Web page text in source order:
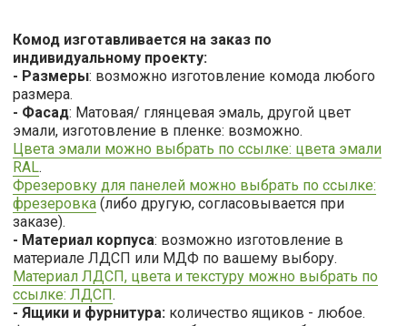
Комод изготавливается на заказ по
индивидуальному проекту:
- Размеры: возможно изготовление комода любого
размера.
- Фасад: Матовая/ глянцевая эмаль, другой цвет
эмали, изготовление в пленке: возможно.
Цвета эмали можно выбрать по ссылке: цвета эмали
RAL.
Фрезеровку для панелей можно выбрать по ссылке:
фрезеровка (либо другую, согласовывается при
заказе).
- Материал корпуса: возможно изготовление в
материале ЛДСП или МДФ по вашему выбору.
Материал ЛДСП, цвета и текстуру можно выбрать по
ссылке: ЛДСП.
- Ящики и фурнитура: количество ящиков - любое.